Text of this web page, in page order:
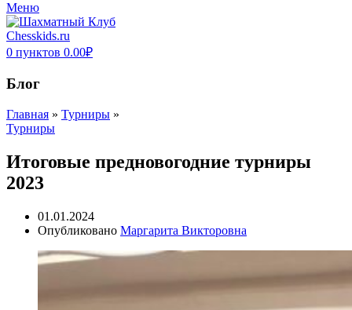
Меню
0 пунктов 0.00₽
Блог
Главная » Турниры »
Турниры
Итоговые предновогодние турниры
2023
01.01.2024
Опубликовано Маргарита Викторовна